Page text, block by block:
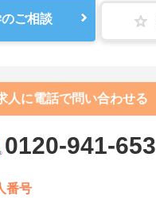
ご相談
人に電話で問い合わせる
0120-941-653
番号